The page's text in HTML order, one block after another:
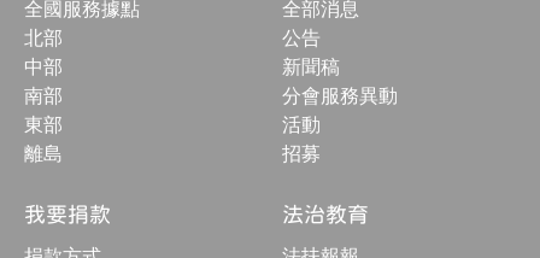
全國服務據點
北部
中部
南部
東部
離島
全部消息
公告
新聞稿
分會服務異動
活動
招募
我要捐款 法治教育